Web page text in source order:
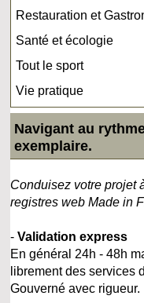
Restauration et
Santé et écologie
Tout le sport
Vie pratique
Navigant au
exemplaire.
Conduisez votre projet
registres web Made in
-Validation express
En général 24h - 48h
librement des services
Gouverné avec rigueur.